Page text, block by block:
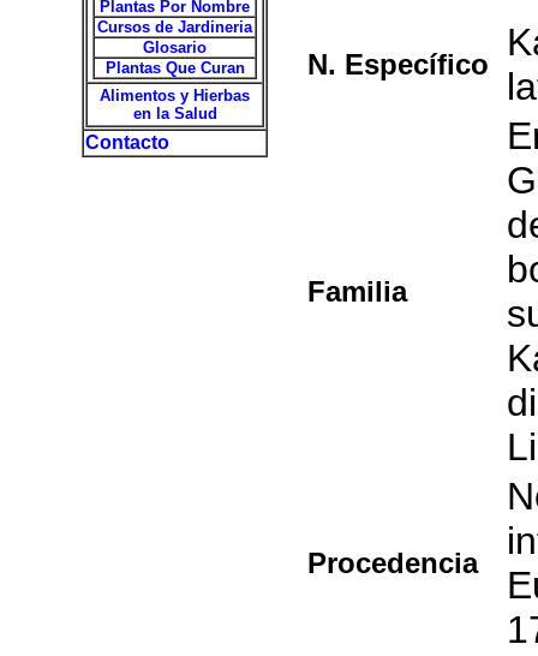
Plantas Por Nombre
Cursos de Jardineria
Glosario
Plantas Que Curan
Alimentos y Hierbas
en la Salud
Contacto
N. Específico
Familia
Procedencia